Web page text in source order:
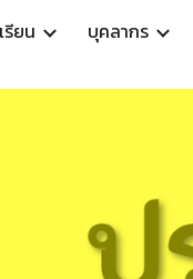
Skip to main content
รียน บุคลากร